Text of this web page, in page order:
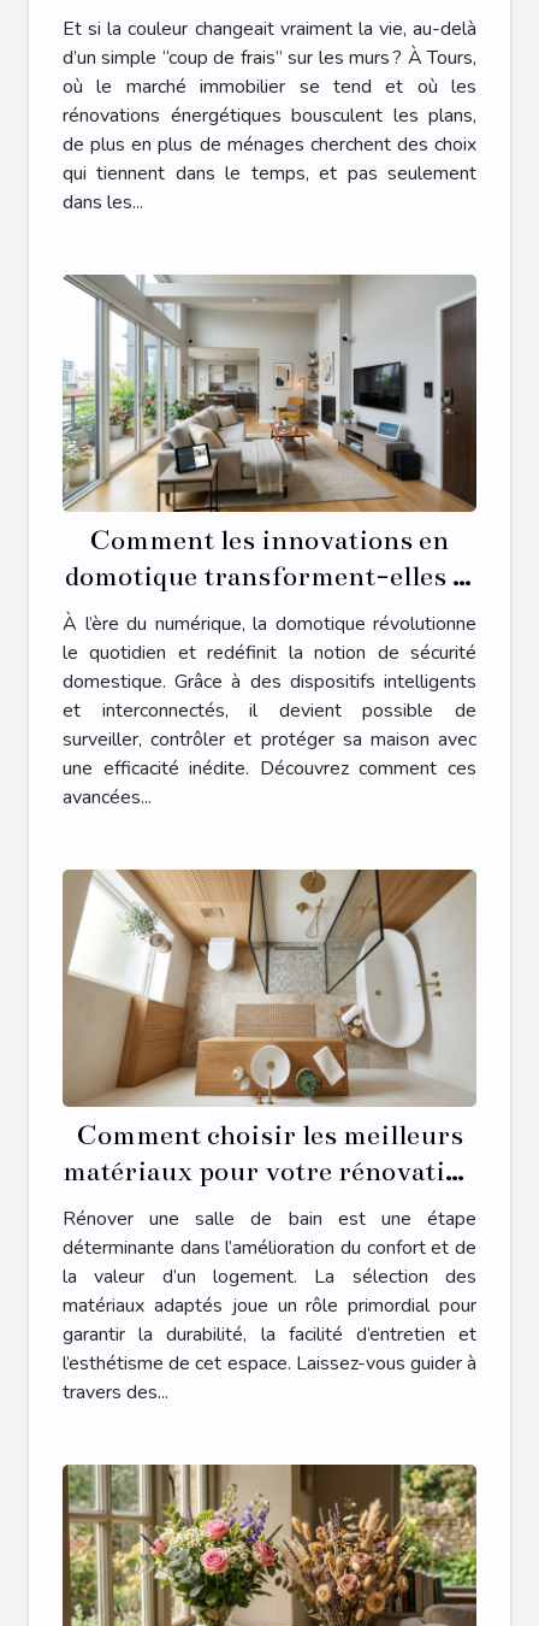
d’intérieur à Tours sur votre
quotidien
Et si la couleur changeait vraiment la vie, au-delà
d’un simple “coup de frais” sur les murs ? À Tours,
où le marché immobilier se tend et où les
rénovations énergétiques bousculent les plans,
de plus en plus de ménages cherchent des choix
qui tiennent dans le temps, et pas seulement
dans les...
Comment les innovations en
domotique transforment-elles la
sécurité domestique ?
À l’ère du numérique, la domotique révolutionne
le quotidien et redéfinit la notion de sécurité
domestique. Grâce à des dispositifs intelligents
et interconnectés, il devient possible de
surveiller, contrôler et protéger sa maison avec
une efficacité inédite. Découvrez comment ces
avancées...
Comment choisir les meilleurs
matériaux pour votre rénovation
de salle de bain ?
Rénover une salle de bain est une étape
déterminante dans l’amélioration du confort et de
la valeur d’un logement. La sélection des
matériaux adaptés joue un rôle primordial pour
garantir la durabilité, la facilité d’entretien et
l’esthétisme de cet espace. Laissez-vous guider à
travers des...